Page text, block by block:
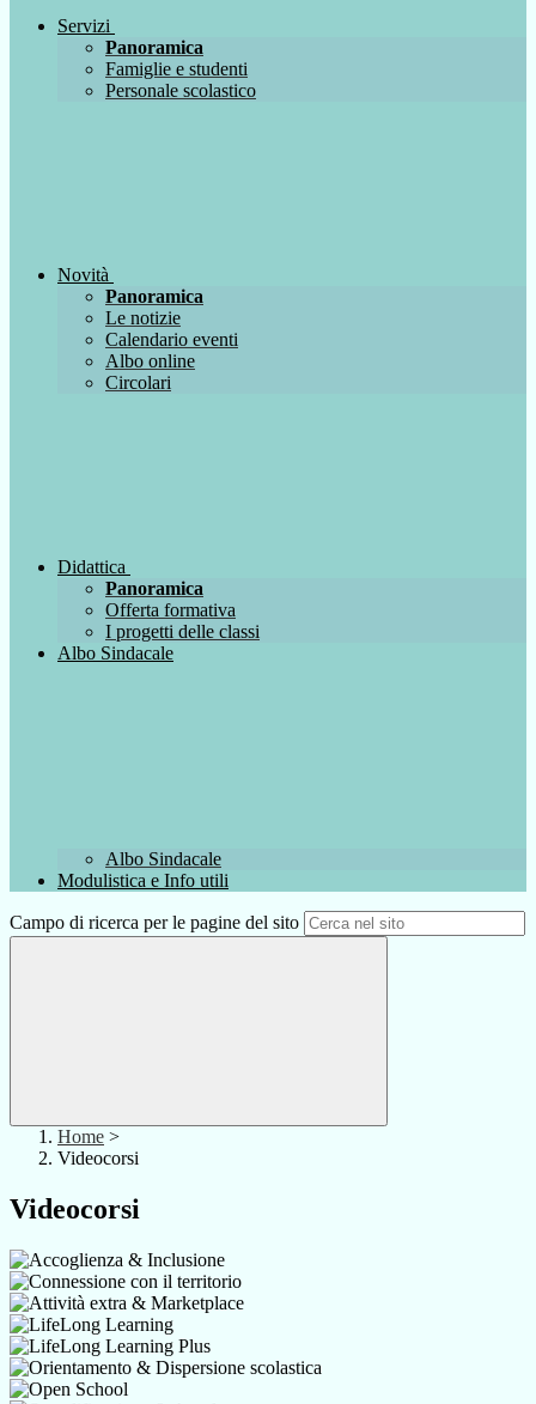
Servizi
Panoramica
Famiglie e studenti
Personale scolastico
Novità
Panoramica
Le notizie
Calendario eventi
Albo online
Circolari
Didattica
Panoramica
Offerta formativa
I progetti delle classi
Albo Sindacale
Albo Sindacale
Modulistica e Info utili
Campo di ricerca per le pagine del sito
Home >
Videocorsi
Videocorsi